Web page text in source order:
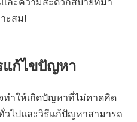
ะสม!
แก้ไขปัญหา
ทำให้เกิดปัญหาที่ไม่คาดคิด
วไปและวิธีแก้ปัญหาสามารถ